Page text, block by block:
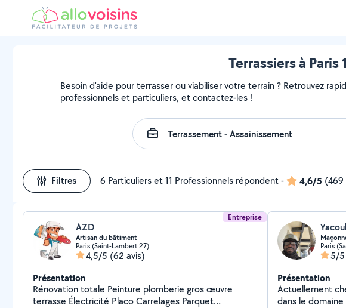
Terrassiers à
Besoin d'aide pour terrasser ou viabiliser votre terrain ? Retrouvez
professionnels et particuliers, et contactez-les !
Filtres 6 Particuliers et 11 Professionnels répondent- 4,6/5 (469
Entreprise
AZD
Artisan du bâtiment
Paris (Saint-Lambert 27)
4,5/5 (62 avis)
Présentation
Rénovation totale Peinture plomberie gros œuvre
terrasse Électricité Placo Carrelages Parquet
Paris
5/5
Présentation
Actuellement
dans le